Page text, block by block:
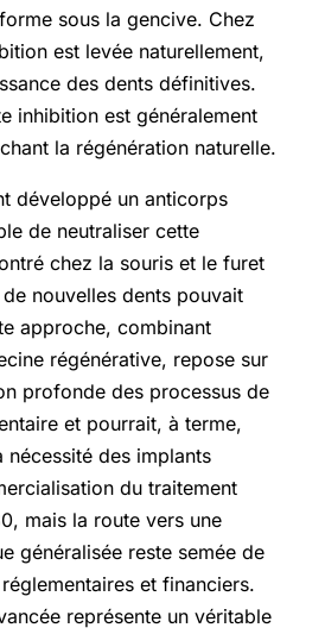
sous la gencive. Chez
est levée naturellement,
des dents définitives.
inhibition est généralement
la régénération naturelle.
développé un anticorps
de neutraliser cette
chez la souris et le furet
nouvelles dents pouvait
approche, combinant
régénérative, repose sur
profonde des processus de
et pourrait, à terme,
des implants
du traitement
mais la route vers une
généralisée reste semée de
et financiers.
représente un véritable